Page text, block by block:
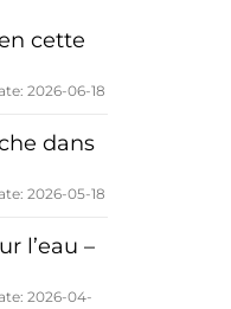
cette
2026-06-18
dans
2026-05-18
l’eau –
2026-04-